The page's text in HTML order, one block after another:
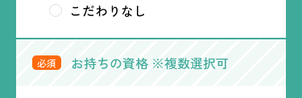
こだわりなし
必須 お持ちの資格 ※複数選択可